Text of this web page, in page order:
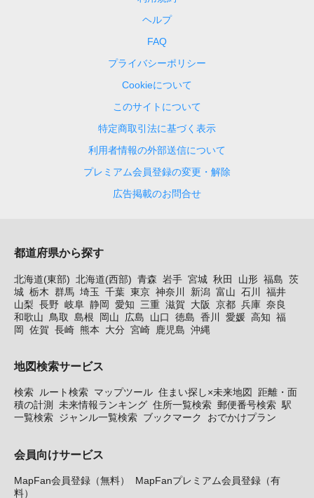
ヘルプ
FAQ
プライバシーポリシー
Cookieについて
このサイトについて
特定商取引法に基づく表示
利用者情報の外部送信について
プレミアム会員登録の変更・解除
広告掲載のお問合せ
都道府県から探す
北海道(東部) 北海道(西部) 青森 岩手 宮城 秋田 山形 福島 茨
城 栃木 群馬 埼玉 千葉 東京 神奈川 新潟 富山 石川
福井
山梨 長野 岐阜 静岡 愛知 三重 滋賀 大阪 京都 兵庫 奈良
和歌山
鳥取 島根 岡山 広島 山口 徳島 香川 愛媛 高知 福
岡 佐賀 長崎 熊本 大分 宮崎 鹿児島 沖縄
地図検索サービス
検索 ルート検索 マップツール 住まい探し×未来地図
距離・面
積の計測
未来情報ランキング 住所一覧検索 郵便番号検索 駅
一覧検索 ジャンル一覧検索 ブックマーク おでかけプラン
会員向けサービス
MapFan会員登録（無料）
MapFanプレミアム会員登録（有
料）